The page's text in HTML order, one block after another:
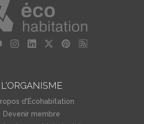
L'ORGANISME
d'Écohabitation
Devenir membre